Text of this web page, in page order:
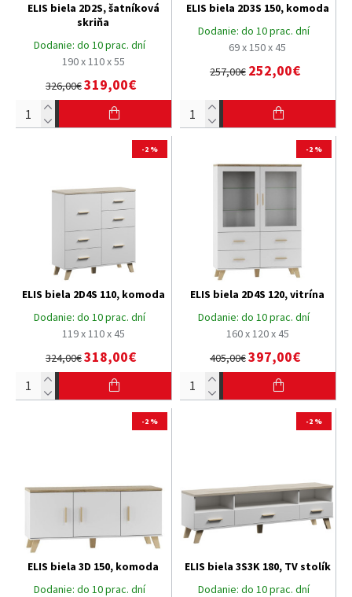
Dodanie: do 10 prac. dní
190 x 110 x 55
ELIS biela 2D2S, šatníková
skriňa
326,00€319,00€
Dodanie: do 10 prac. dní
69 x 150 x 45
ELIS biela 2D3S 150, komoda
257,00€ 252,00€
-2 %
Dodanie: do 10 prac. dní
119 x 110 x 45
ELIS biela 2D4S 110, komoda
324,00€318,00€
-2 %
Dodanie: do 10 prac. dní
160 x 120 x 45
ELIS biela 2D4S 120, vitrína
405,00€397,00€
-2 %
Dodanie: do 10 prac. dní
ELIS biela 3D 150, komoda
-2 %
Dodanie: do 10 prac. dní
ELIS biela 3S3K 180, TV stolík